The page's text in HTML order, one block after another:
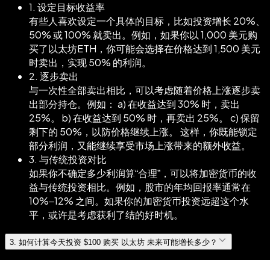
1. 设定目标收益率
有些人喜欢设定一个具体的目标，比如投资增长 20%、
50% 或 100% 就卖出。例如，如果你以 1,000 美元购
买了以太坊ETH，你可能会选择在价格达到 1,500 美元
时卖出，实现 50% 的利润。
2. 逐步卖出
与一次性全部卖出相比，可以考虑随着价格上涨逐步卖
出部分持仓。例如： a) 在收益达到 30% 时，卖出
25%。 b) 在收益达到 50% 时，再卖出 25%。 c) 保留
剩下的 50%，以防价格继续上涨。 这样，你既能锁定
部分利润，又能继续享受市场上涨带来的额外收益。
3. 与传统投资对比
如果你不确定多少利润算“合理”，可以将加密货币的收
益与传统投资相比。例如，股市的年均回报率通常在
10%–12% 之间。如果你的加密货币投资远超这个水
平，或许是考虑获利了结的好时机。
3 如何计算今天投资 $100 购买 以太坊 未来可能增长多少？